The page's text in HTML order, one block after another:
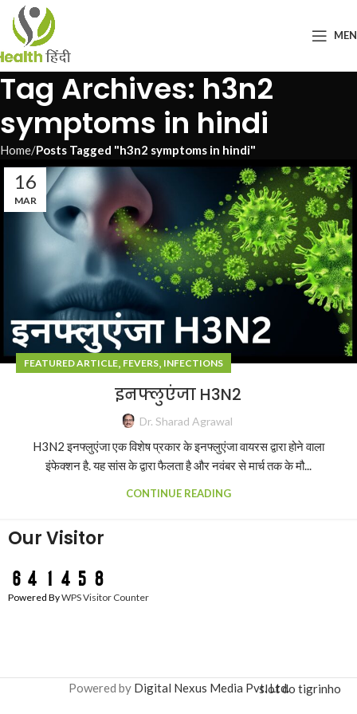
Tag Archives: h3n2
symptoms in hindi
Home Posts Tagged "h3n2 symptoms in hindi"
16
MAR
FEATURED ARTICLE, FEVERS, INFECTIONS
इनफ्लुएंजा H3N2
Dr. Sharad Agrawal
H3N2 इनफ्लुएंजा एक विशेष प्रकार के इनफ्लुएंजा वायरस द्वारा होने वाला
इंफेक्शन है. यह सांस के द्वारा फैलता है और नवंबर से मार्च तक के मौ...
CONTINUE READING
Our Visitor
Powered ByWPS Visitor Counter
Powered by Digital Nexus Media Pvt. Ltd.slot do tigrinho